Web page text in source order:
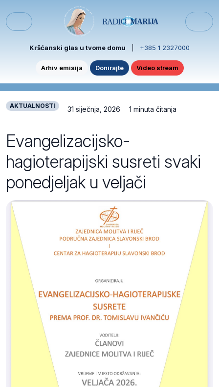
Menu
Kršćanski glas u tvome domu +385 1 2327000
Arhiv emisija Donirajte Video stream
AKTUALNOSTI 31 siječnja, 2026 1 minuta čitanja
Evangelizacijsko-
hagioterapijski susreti svaki
ponedjeljak u veljači